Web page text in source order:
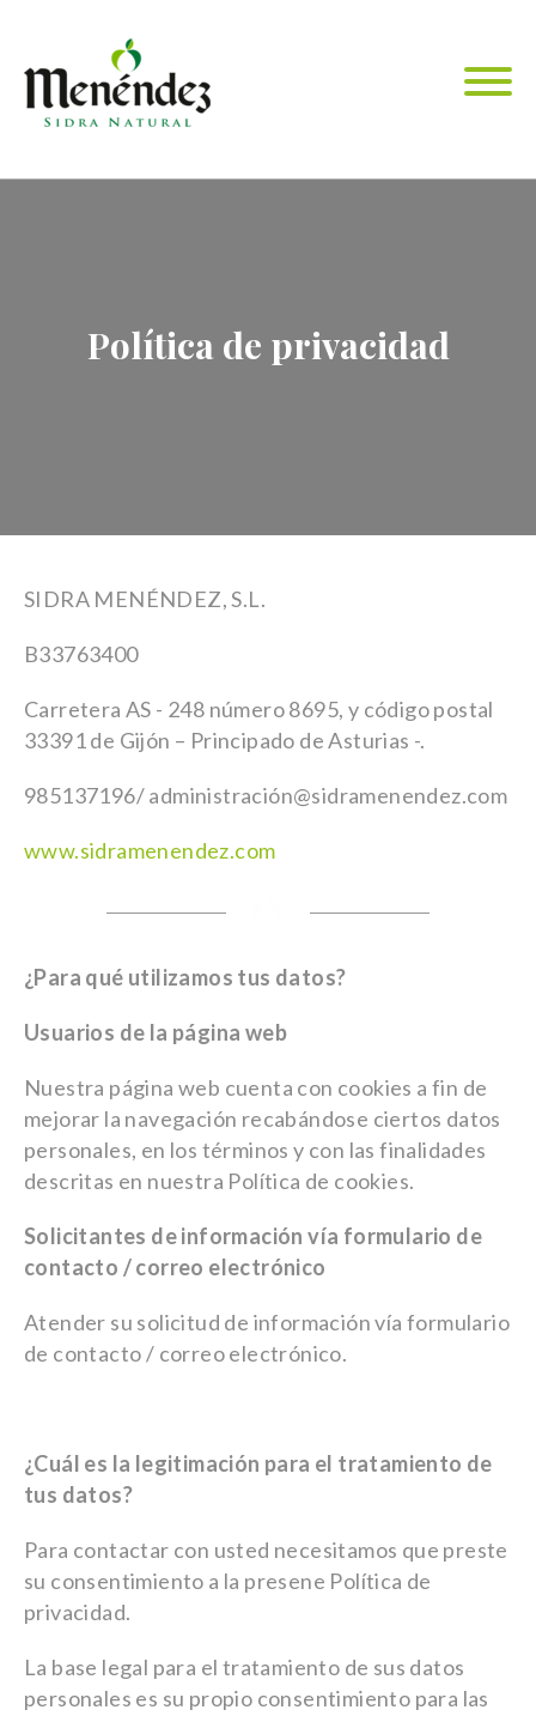
Política de privacidad
SIDRA MENÉNDEZ, S.L.
B33763400
Carretera AS - 248 número 8695, y código postal
33391 de Gijón – Principado de Asturias -.
985137196/ administración@sidramenendez.com
www.sidramenendez.com
¿Para qué utilizamos tus datos?
Usuarios de la página web
Nuestra página web cuenta con cookies a fin de
mejorar la navegación recabándose ciertos datos
personales, en los términos y con las finalidades
descritas en nuestra Política de cookies.
Solicitantes de información vía formulario de
contacto / correo electrónico
Atender su solicitud de información vía formulario
de contacto / correo electrónico.
¿Cuál es la legitimación para el tratamiento de
tus datos?
Para contactar con usted necesitamos que preste
su consentimiento a la presene Política de
privacidad.
La base legal para el tratamiento de sus datos
personales es su propio consentimiento para las